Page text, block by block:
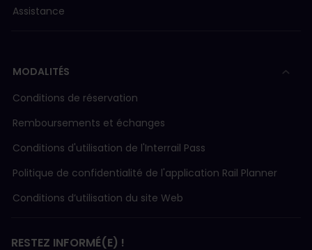
Assistance
MODALITÉS
Conditions de réservation
Remboursements et échanges
Conditions d'utilisation de l'Interrail Pass
Politique de confidentialité de l'application Rail Planner
Conditions d’utilisation du site Web
RESTEZ INFORMÉ(E) !